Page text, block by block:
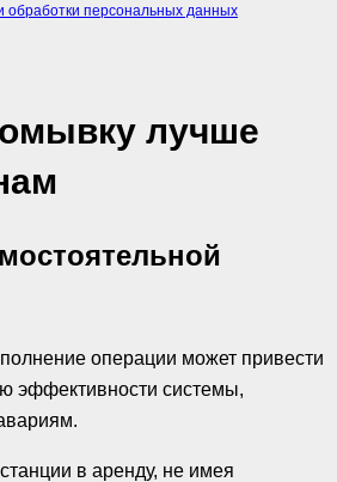
обработки персональных данных
лучше
операции может привести
эффективности системы,
в аренду, не имея